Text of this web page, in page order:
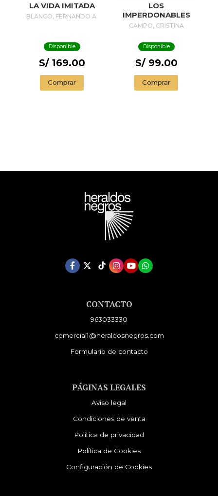
LA VIDA IMITADA
BLANCO, FERNANDO A.
Disponible
S/ 169.00
Comprar
LOS
IMPERDONABLES
CAMPO, CRISTINA
Disponible
S/ 99.00
Comprar
CONTACTO
963033330
comercial1@heraldosnegros.com
Formulario de contacto
PÁGINAS LEGALES
Aviso legal
Condiciones de venta
Política de privacidad
Política de Cookies
Configuración de Cookies